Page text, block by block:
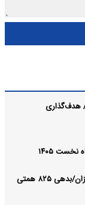
هدف‌گذاری
هشدار قطعه‌سازان درباره بحران مالی خودروسازان/بدهی ۸۲۵ همتی